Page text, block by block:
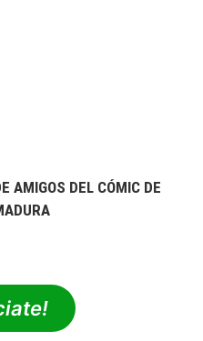
AMIGOS DEL CÓMIC DE